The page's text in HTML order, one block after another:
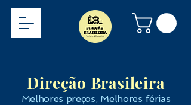
Direção Brasileira
Melhores preços, Melhores férias